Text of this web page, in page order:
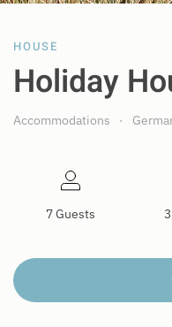
HOUSE
Holiday
Accommodations
7 Guests